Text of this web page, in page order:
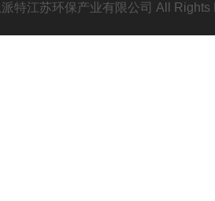
派特江苏环保产业有限公司 All